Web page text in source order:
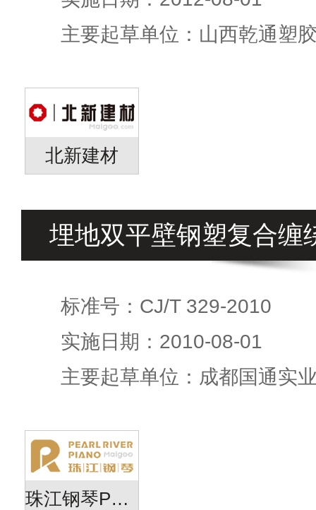
主要起草单位：山西乾通塑
北新建材
埋地双平壁钢塑复合缠
标准号：CJ/T 329-2010
实施日期：2010-08-01
主要起草单位：成都国通实
珠江钢琴PearlRiver